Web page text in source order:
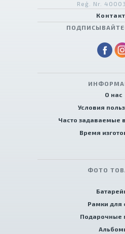
Reģ. Nr.
О нас
Условия
Часто задаваемые
Время
ФОТО
Рамки для
Подарочные